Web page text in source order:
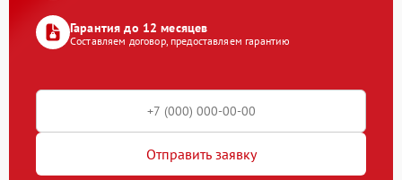
Гарантия до 12 месяцев
Составляем договор, предоставляем гарантию
Отправить заявку